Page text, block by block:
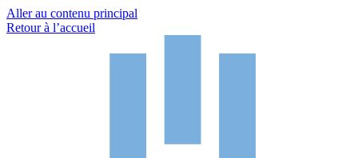
Aller au contenu principal
Retour à l’accueil